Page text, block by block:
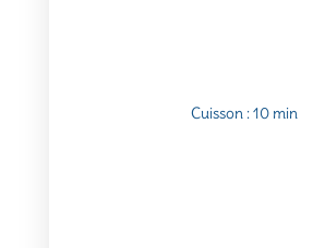
Cuisson : 10 min